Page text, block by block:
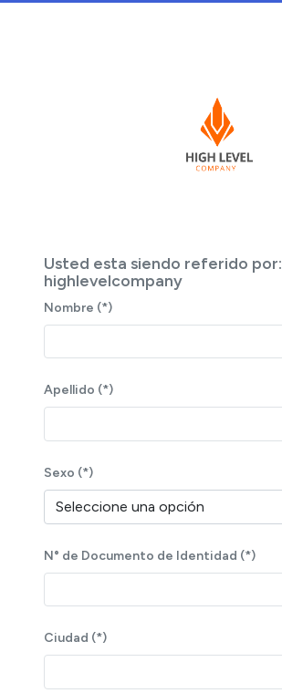
Usted esta siendo referido por:
highlevelcompany
Nombre (*)
Apellido (*)
Sexo (*)
Seleccione una opción
N° de Documento de Identidad (*)
Ciudad (*)